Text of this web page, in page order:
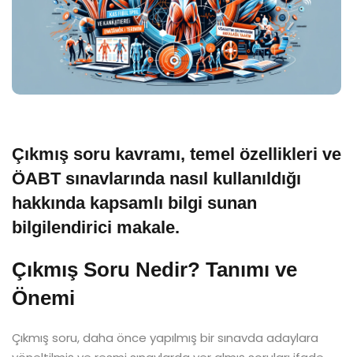
Çıkmış soru kavramı, temel özellikleri ve
ÖABT sınavlarında nasıl kullanıldığı
hakkında kapsamlı bilgi sunan
bilgilendirici makale.
Çıkmış Soru Nedir? Tanımı ve
Önemi
Çıkmış soru, daha önce yapılmış bir sınavda adaylara